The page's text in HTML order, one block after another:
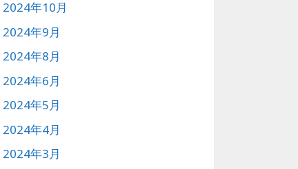
2024年10月
2024年9月
2024年8月
2024年6月
2024年5月
2024年4月
2024年3月